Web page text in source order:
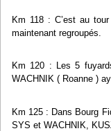
Km 118 : C’est au
maintenant regroupés.
Km 120 : Les 5
WACHNIK ( Roanne )
Km 125 : Dans Bourg
SYS et WACHNIK,